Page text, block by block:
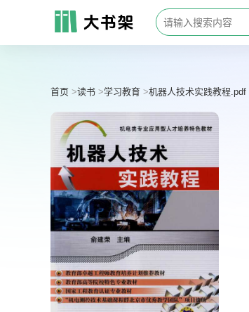
首页 读书 学习教育 机器人技术实践教程.pdf